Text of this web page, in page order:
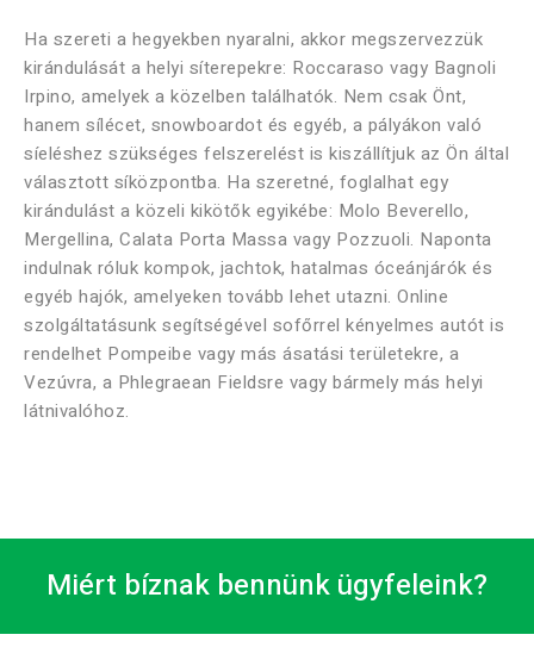
Ha szereti a hegyekben nyaralni, akkor megszervezzük
kirándulását a helyi síterepekre: Roccaraso vagy Bagnoli
Irpino, amelyek a közelben találhatók. Nem csak Önt,
hanem sílécet, snowboardot és egyéb, a pályákon való
síeléshez szükséges felszerelést is kiszállítjuk az Ön által
választott síközpontba. Ha szeretné, foglalhat egy
kirándulást a közeli kikötők egyikébe: Molo Beverello,
Mergellina, Calata Porta Massa vagy Pozzuoli. Naponta
indulnak róluk kompok, jachtok, hatalmas óceánjárók és
egyéb hajók, amelyeken tovább lehet utazni. Online
szolgáltatásunk segítségével sofőrrel kényelmes autót is
rendelhet Pompeibe vagy más ásatási területekre, a
Vezúvra, a Phlegraean Fieldsre vagy bármely más helyi
látnivalóhoz.
Miért bíznak bennünk ügyfeleink?